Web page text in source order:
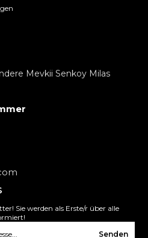
Mevkii Senkoy Milas
Sie werden als Erste/r über alle
Senden